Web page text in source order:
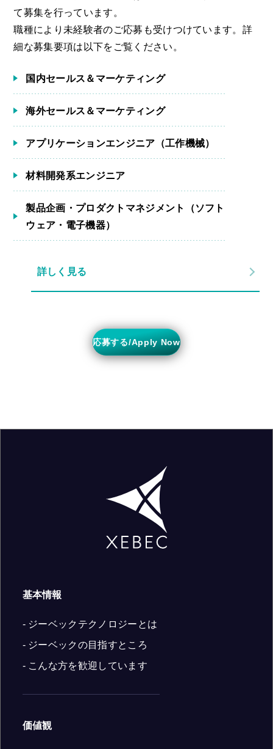
て募集を行っています。
職種により未経験者のご応募も受けつけています。詳
細な募集要項は以下をご覧ください。
国内セールス＆マーケティング
海外セールス＆マーケティング
アプリケーションエンジニア（工作機械）
材料開発系エンジニア
製品企画・プロダクトマネジメント（ソフト
ウェア・電子機器）
詳しく見る
応募する/Apply Now
基本情報
- ジーベックテクノロジーとは
- ジーベックの目指すところ
- こんな方を歓迎しています
価値観